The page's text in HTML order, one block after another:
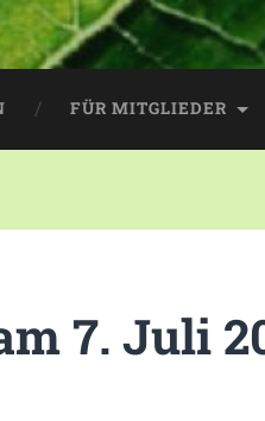
FÜR MITGLIEDER
7. Juli